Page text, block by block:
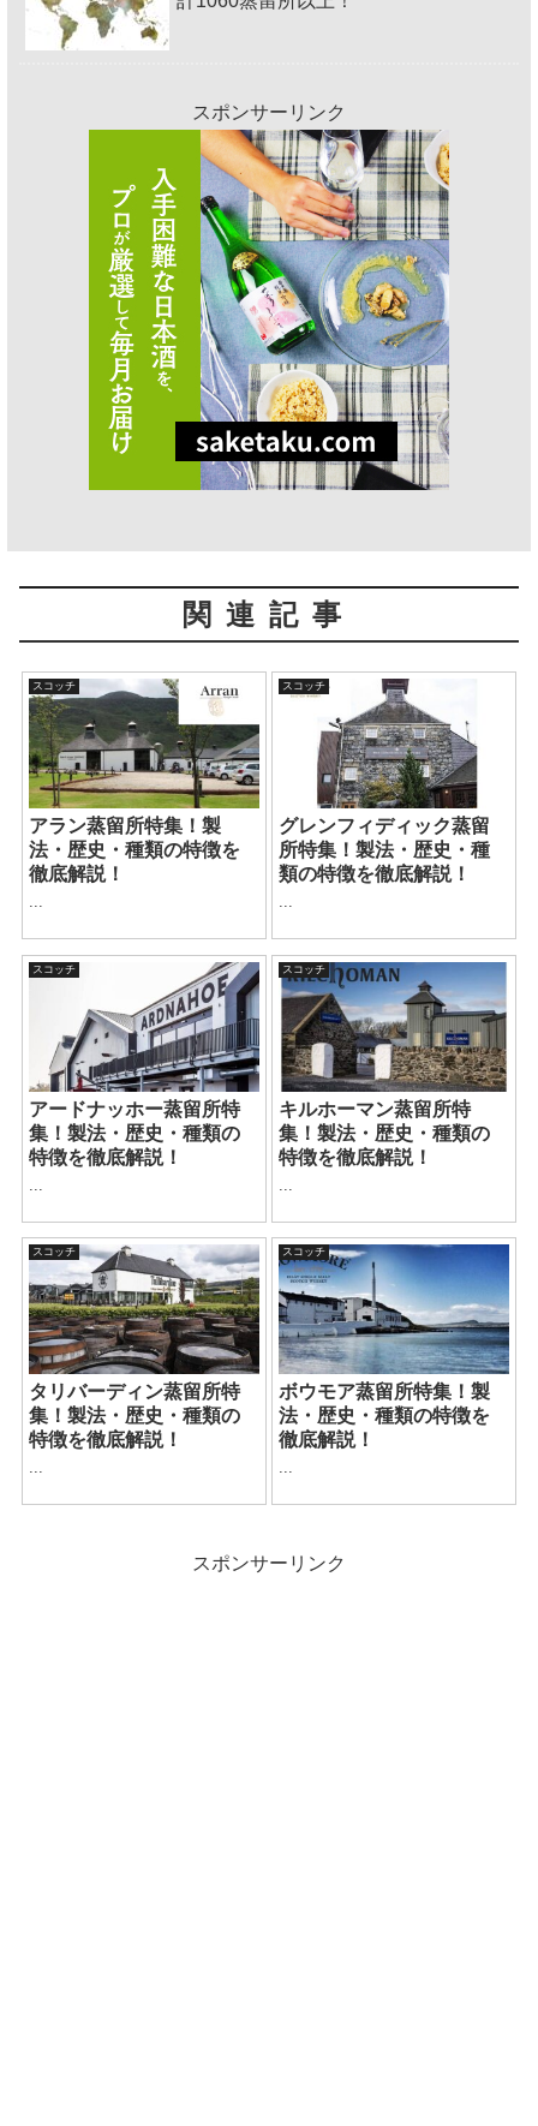
スポンサーリンク
関連記事
スコッチ
アラン蒸留所特集！製
法・歴史・種類の特徴を
徹底解説！
スコッチ
グレンフィディック蒸留
所特集！製法・歴史・種
類の特徴を徹底解説！
スコッチ
アードナッホー蒸留所特
集！製法・歴史・種類の
特徴を徹底解説！
スコッチ
キルホーマン蒸留所特
集！製法・歴史・種類の
特徴を徹底解説！
スコッチ
タリバーディン蒸留所特
集！製法・歴史・種類の
特徴を徹底解説！
...
スコッチ
ボウモア蒸留所特集！製
法・歴史・種類の特徴を
徹底解説！
...
スポンサーリンク